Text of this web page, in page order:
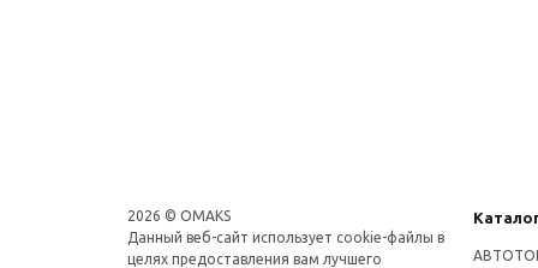
2026 © OMAKS
Данный веб-сайт использует cookie-файлы в
целях предоставления вам лучшего